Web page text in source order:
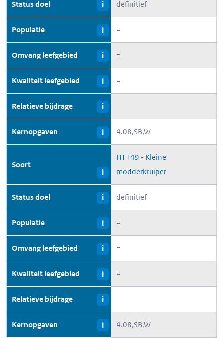
Status doel i definitief
Populatie i =
Omvang leefgebied i =
Kwaliteit leefgebied i =
Relatieve bijdrage i
Kernopgaven i 4.08,SB,W
Soort
i
H1149 - Kleine
modderkruiper
Status doel i definitief
Populatie i =
Omvang leefgebied i =
Kwaliteit leefgebied i =
Relatieve bijdrage i
Kernopgaven i 4.08,SB,W